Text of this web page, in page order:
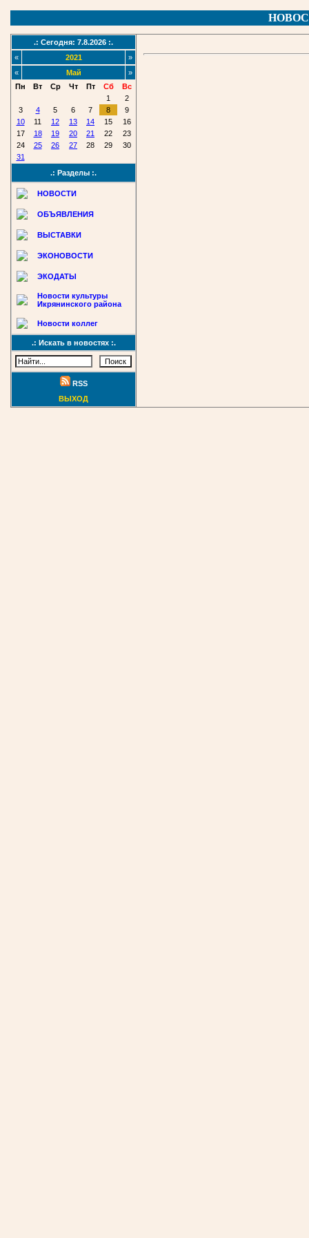
.: Сегодня: 7.8.2026 :.
«
2021
»
«
Май
»
Пн
Вт Ср Чт Пт Сб
Вс
1
2
3
4 5 6 7 8
9
10
11 12 13 14 15
16
17
18 19 20 21 22
23
24
25 26 27 28 29
30
31
.: Разделы :.
НОВОСТИ
ОБЪЯВЛЕНИЯ
ВЫСТАВКИ
ЭКОНОВОСТИ
ЭКОДАТЫ
Новости культуры
Икрянинского района
Новости коллег
.: Искать в новостях :.
RSS
ВЫХОД